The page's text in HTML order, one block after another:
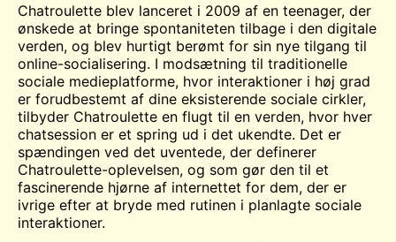
Chatroulette blev lanceret i 2009 af en teenager, der
ønskede at bringe spontaniteten tilbage i den digitale
verden, og blev hurtigt berømt for sin nye tilgang til
online-socialisering. I modsætning til traditionelle
sociale medieplatforme, hvor interaktioner i høj grad
er forudbestemt af dine eksisterende sociale cirkler,
tilbyder Chatroulette en flugt til en verden, hvor hver
chatsession er et spring ud i det ukendte. Det er
spændingen ved det uventede, der definerer
Chatroulette-oplevelsen, og som gør den til et
fascinerende hjørne af internettet for dem, der er
ivrige efter at bryde med rutinen i planlagte sociale
interaktioner.